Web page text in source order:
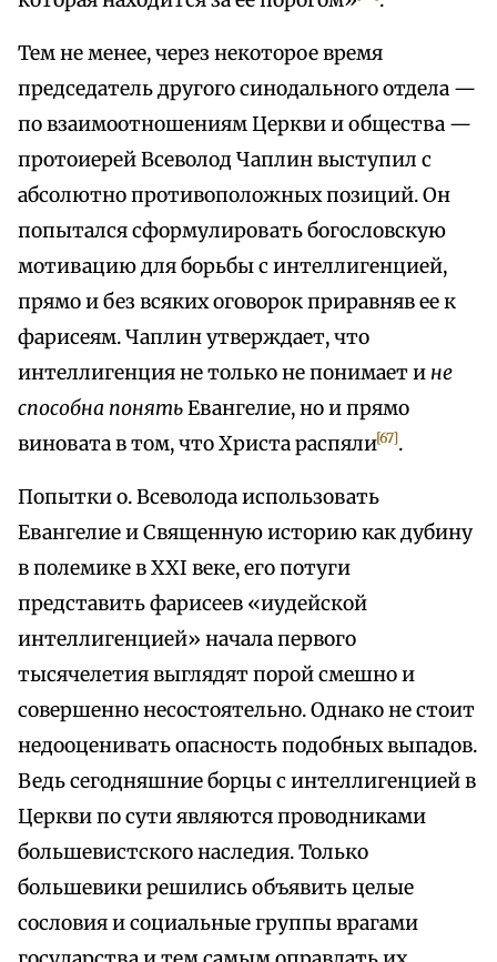
Тем не менее, через некоторое время
председатель другого синодального отдела —
по взаимоотношениям Церкви и общества —
протоиерей Всеволод Чаплин выступил с
абсолютно противоположных позиций. Он
попытался сформулировать богословскую
мотивацию для борьбы с интеллигенцией,
прямо и без всяких оговорок приравняв ее к
фарисеям. Чаплин утверждает, что
интеллигенция не только не понимает и не
способна понятьЕвангелие, но и прямо
виновата в том, что Христа распяли[67].
Попытки о. Всеволода использовать
Евангелие и Священную историю как дубину
в полемике в XXI веке, его потуги
представить фарисеев «иудейской
интеллигенцией» начала первого
тысячелетия выглядят порой смешно и
совершенно несостоятельно. Однако не стоит
недооценивать опасность подобных выпадов.
Ведь сегодняшние борцы с интеллигенцией в
Церкви по сути являются проводниками
большевистского наследия. Только
большевики решились объявить целые
сословия и социальные группы врагами